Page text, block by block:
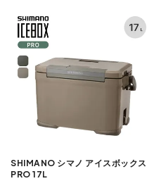
SHIMANO シマノ アイスボックス
PRO 17L